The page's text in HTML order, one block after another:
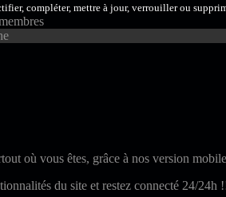
compléter, mettre à jour, verrouiller ou
où vous êtes, grâce à nos version
du site et restez connecté 24/24h